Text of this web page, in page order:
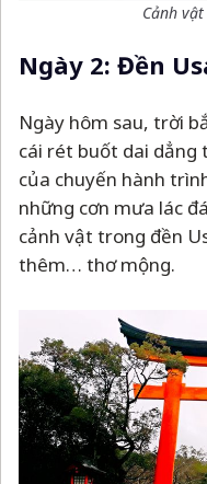
Cảnh
Ngày 2: Đền
Ngày hôm sau, trời
cái rét buốt dai dẳng
của chuyến hành
những cơn mưa lác
cảnh vật trong đền
thêm… thơ mộng.